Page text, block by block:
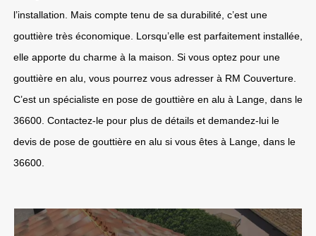
l’installation. Mais compte tenu de sa durabilité, c’est une
gouttière très économique. Lorsqu’elle est parfaitement installée,
elle apporte du charme à la maison. Si vous optez pour une
gouttière en alu, vous pourrez vous adresser à RM Couverture.
C’est un spécialiste en pose de gouttière en alu à Lange, dans le
36600. Contactez-le pour plus de détails et demandez-lui le
devis de pose de gouttière en alu si vous êtes à Lange, dans le
36600.